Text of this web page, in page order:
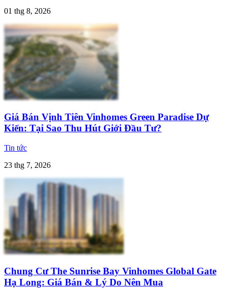
01 thg 8, 2026
Giá Bán Vịnh Tiên Vinhomes Green Paradise Dự
Kiến: Tại Sao Thu Hút Giới Đầu Tư?
Tin tức
23 thg 7, 2026
Chung Cư The Sunrise Bay Vinhomes Global Gate
Hạ Long: Giá Bán & Lý Do Nên Mua